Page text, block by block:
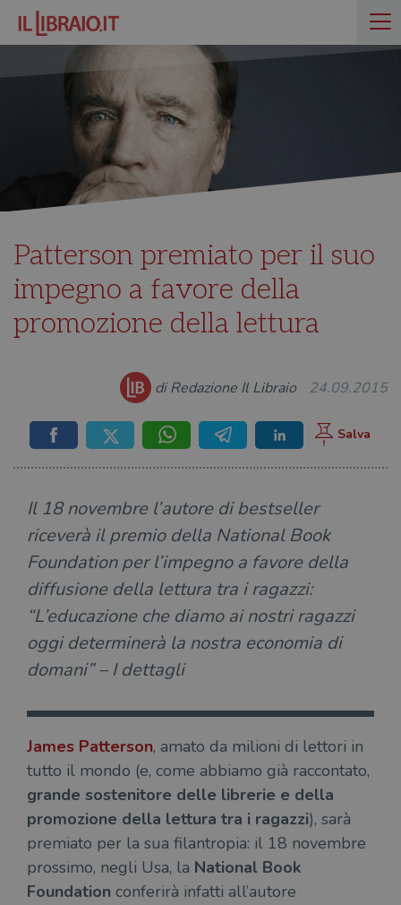
Patterson premiato per il suo
impegno a favore della
promozione della lettura
di Redazione Il Libraio 24.09.2015
Il 18 novembre l’autore di bestseller
riceverà il premio della National Book
Foundation per l’impegno a favore della
diffusione della lettura tra i ragazzi:
“L’educazione che diamo ai nostri ragazzi
oggi determinerà la nostra economia di
domani” – I dettagli
James Patterson, amato da milioni di lettori in
tutto il mondo (e, come abbiamo già raccontato,
grande sostenitore delle librerie e della
promozione della lettura tra i ragazzi), sarà
premiato per la sua filantropia: il 18 novembre
prossimo, negli Usa, la National Book
Foundation conferirà infatti all’autore